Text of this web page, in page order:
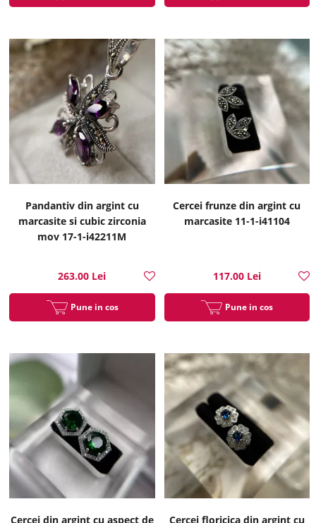
Pandantiv din argint cu
marcasite si cubic zirconia
mov 17-1-i42211M
263.00 Lei
Pune in cos
Cercei frunze din argint cu
marcasite 11-1-i41104
117.00 Lei
Pune in cos
Cercei din argint cu aspect de Cercei floricica din argint cu